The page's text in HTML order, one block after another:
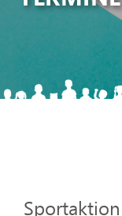
Sportaktion